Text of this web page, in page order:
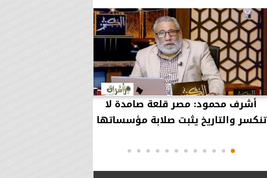
أشرف محمود: مصر قلعة صامدة لا
تنكسر والتاريخ يثبت صلابة مؤسساتها